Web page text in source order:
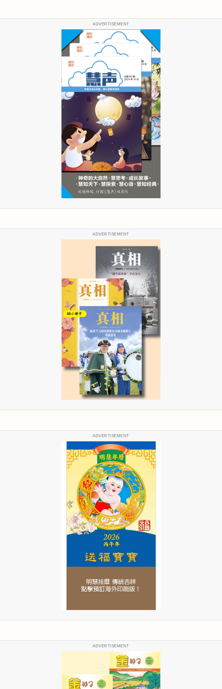
ADVERTISEMENT
ADVERTISEMENT
ADVERTISEMENT
ADVERTISEMENT